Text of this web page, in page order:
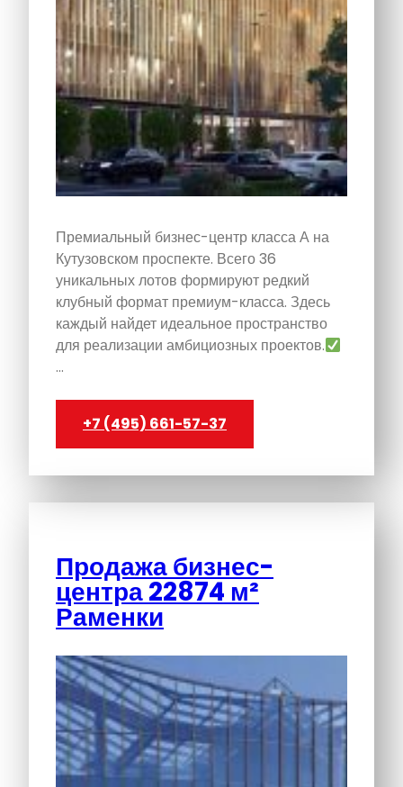
Премиальный бизнес-центр класса А на
Кутузовском проспекте. Всего 36
уникальных лотов формируют редкий
клубный формат премиум-класса. Здесь
каждый найдет идеальное пространство
для реализации амбициозных проектов.
…
+7 (495) 661-57-37
Продажа бизнес-
центра 22874 м²
Раменки